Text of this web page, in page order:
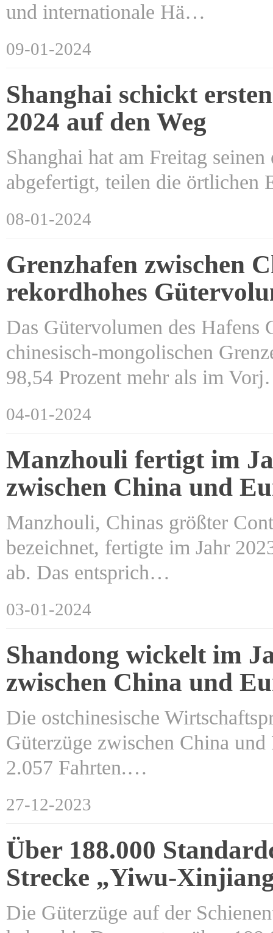
und internationale Hä…
09-01-2024
Shanghai schickt
2024 auf den Weg
Shanghai hat am Freitag
abgefertigt, teilen die örtlichen
08-01-2024
Grenzhafen zwischen
rekordhohes
Das Gütervolumen des Hafens
chinesisch-mongolischen
98,54 Prozent mehr als im
04-01-2024
Manzhouli fertigt im
zwischen China und
Manzhouli, Chinas größter
bezeichnet, fertigte im Jahr
ab. Das entsprich…
03-01-2024
Shandong wickelt im
zwischen China und
Die ostchinesische
Güterzüge zwischen China
2.057 Fahrten.…
27-12-2023
Über 188.000
Strecke „Yiwu-
Die Güterzüge auf der